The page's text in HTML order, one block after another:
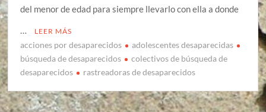
del menor de edad para siempre llevarlo con ella a donde
LEER MÁS
acciones por desaparecidos
adolescentes desaparecidas
búsqueda de desaparecidos
colectivos de búsqueda de
desaparecidos
rastreadoras de desaparecidos